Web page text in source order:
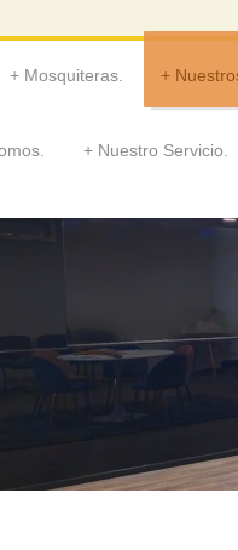
Mosquiteras.
Nuestro Servicio.